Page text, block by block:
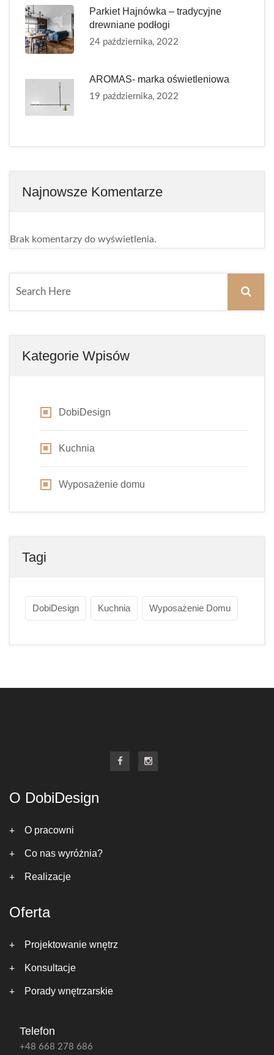
Parkiet Hajnówka – tradycyjne
drewniane podłogi
24 października, 2022
AROMAS- marka oświetleniowa
19 października, 2022
Najnowsze Komentarze
Brak komentarzy do wyświetlenia.
Kategorie Wpisów
DobiDesign
Kuchnia
Wyposażenie domu
Tagi
DobiDesign Kuchnia Wyposażenie Domu
O DobiDesign
O pracowni
Co nas wyróżnia?
Realizacje
Oferta
Projektowanie wnętrz
Konsultacje
Porady wnętrzarskie
Telefon
+48 668 278 686